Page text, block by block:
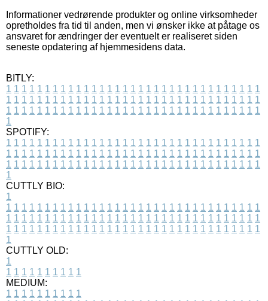
Informationer vedrørende produkter og online virksomheder
opretholdes fra tid til anden, men vi ønsker ikke at påtage os
ansvaret for ændringer der eventuelt er realiseret siden
seneste opdatering af hjemmesidens data.
BITLY:
1 1 1 1 1 1 1 1 1 1 1 1 1 1 1 1 1 1 1 1 1 1 1 1 1 1 1 1 1 1 1 1 1
1 1 1 1 1 1 1 1 1 1 1 1 1 1 1 1 1 1 1 1 1 1 1 1 1 1 1 1 1 1 1 1 1
1 1 1 1 1 1 1 1 1 1 1 1 1 1 1 1 1 1 1 1 1 1 1 1 1 1 1 1 1 1 1 1 1
1
SPOTIFY:
1 1 1 1 1 1 1 1 1 1 1 1 1 1 1 1 1 1 1 1 1 1 1 1 1 1 1 1 1 1 1 1 1
1 1 1 1 1 1 1 1 1 1 1 1 1 1 1 1 1 1 1 1 1 1 1 1 1 1 1 1 1 1 1 1 1
1 1 1 1 1 1 1 1 1 1 1 1 1 1 1 1 1 1 1 1 1 1 1 1 1 1 1 1 1 1 1 1 1
1
CUTTLY BIO:
1
1 1 1 1 1 1 1 1 1 1 1 1 1 1 1 1 1 1 1 1 1 1 1 1 1 1 1 1 1 1 1 1 1
1 1 1 1 1 1 1 1 1 1 1 1 1 1 1 1 1 1 1 1 1 1 1 1 1 1 1 1 1 1 1 1 1
1 1 1 1 1 1 1 1 1 1 1 1 1 1 1 1 1 1 1 1 1 1 1 1 1 1 1 1 1 1 1 1 1
1
CUTTLY OLD:
1
1 1 1 1 1 1 1 1 1 1
MEDIUM:
1 1 1 1 1 1 1 1 1 1